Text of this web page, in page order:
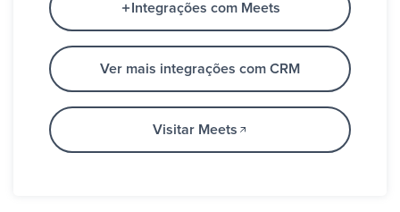
Integrações com Meets
Ver mais integrações com CRM
Visitar Meets